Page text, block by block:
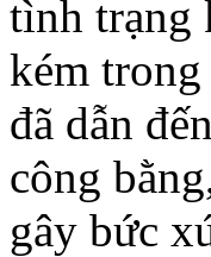
tình trạng
kém
đã dẫn
công
gây bức